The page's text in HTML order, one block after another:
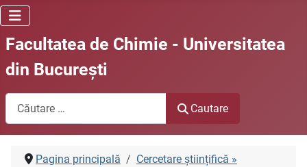
Facultatea de Chimie - Universitatea
din Bucureşti
Cautare
Cautare
Pagina principală
Cercetare științifică »